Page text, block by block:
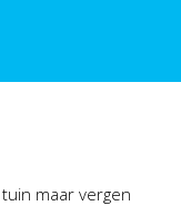
maar vergen